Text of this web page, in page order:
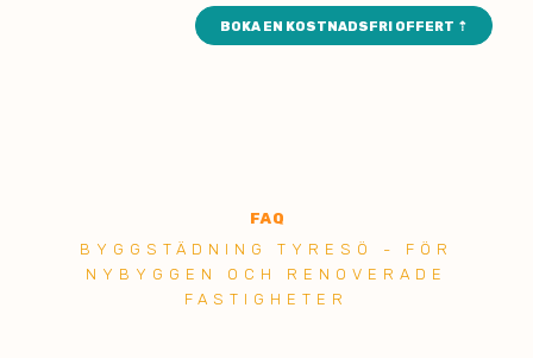
BOKA EN KOSTNADSFRI OFFERT ⇡
FAQ
BYGGSTÄDNING TYRESÖ - FÖR
NYBYGGEN OCH RENOVERADE
FASTIGHETER